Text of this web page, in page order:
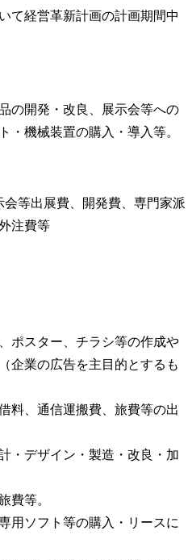
て経営革新計画の計画期間中
の開発・改良、展示会等への
・機械装置の購入・導入等。
等出展費、開発費、専門家派
注費等
ポスター、チラシ等の作成や
企業の広告を主目的とするも
料、通信運搬費、旅費等の出
・デザイン・製造・改良・加
費等。
用ソフト等の購入・リースに